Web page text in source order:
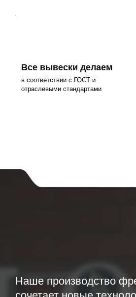
Все вывески делаем
в соответствии с ГОСТ и
отраслевыми стандартами
Наше производство